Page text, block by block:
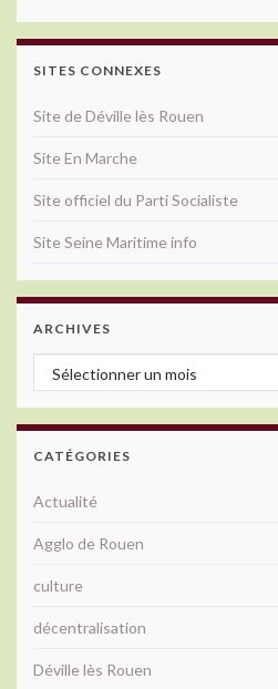
SITES CONNEXES
Site de Déville lès Rouen
Site En Marche
Site officiel du Parti Socialiste
Site Seine Maritime info
ARCHIVES
Archives
CATÉGORIES
Actualité
Agglo de Rouen
culture
décentralisation
Déville lès Rouen